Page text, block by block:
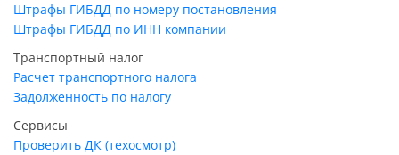
Штрафы ГИБДД по номеру постановления
Штрафы ГИБДД по ИНН компании
Транспортный налог
Расчет транспортного налога
Задолженность по налогу
Сервисы
Проверить ДК (техосмотр)